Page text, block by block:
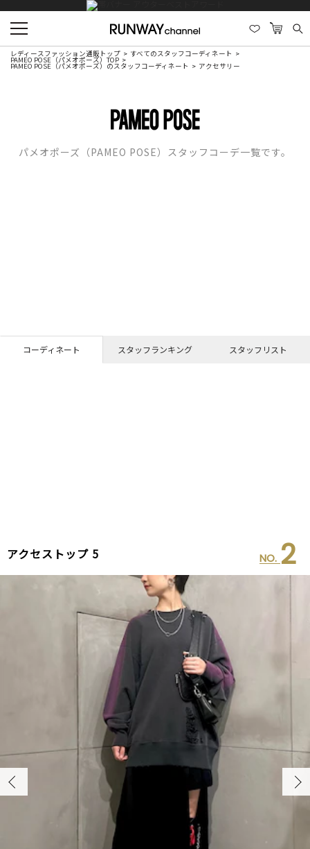
レディースファッション通販トップ すべてのスタッフコーディネート
PAMEO POSE（パメオポーズ）TOP
PAMEO POSE（パメオポーズ）のスタッフコーディネート アクセサリー
パメオポーズ（PAMEO POSE）スタッフコーデ一覧です。
コーディネート スタッフランキング スタッフリスト
アクセストップ 5 NO. 2